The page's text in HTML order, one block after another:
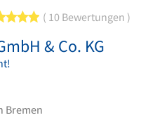
5 von 5 Sternen
10 Bewertungen
& Co. KG
Bremen